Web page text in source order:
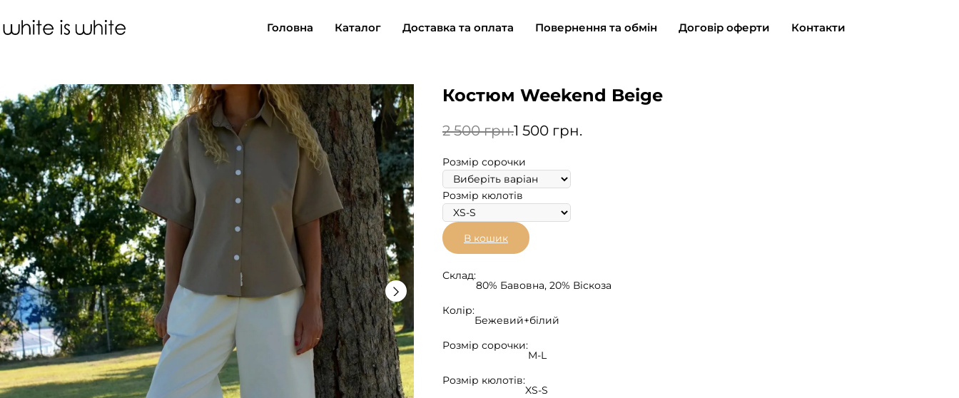
Головна Каталог Доставка та оплата Повернення та обмін Договір оферти Контакти
Костюм Weekend Beige
1 500 грн.
2 500грн.
Розмір сорочки
Розмір кюлотів
В кошик
Склад:
80% Бавовна, 20% Віскоза
Колір:
Бежевий+білий
Розмір сорочки:
M-L
Розмір кюлотів:
XS-S